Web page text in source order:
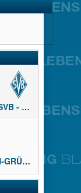
SV MAIERHÖFEN-GRÜNENBACH VS SVB - 1.FRAUEN
SVB - 1.FRAUEN VS SV MAIERHÖFEN-GRÜNENBACH